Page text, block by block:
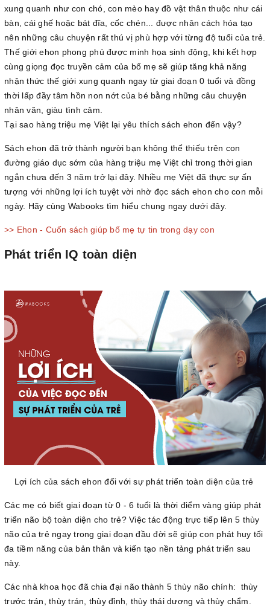
xung quanh như con chó, con mèo hay đồ vật thân thuộc như cái
bàn, cái ghế hoặc bát đĩa, cốc chén... được nhân cách hóa tạo
nên những câu chuyện rất thú vị phù hợp với từng độ tuổi của trẻ.
Thế giới ehon phong phú được minh họa sinh động, khi kết hợp
cùng giọng đọc truyền cảm của bố mẹ sẽ giúp tăng khả năng
nhận thức thế giới xung quanh ngay từ giai đoạn 0 tuổi và đồng
thời lấp đầy tâm hồn non nớt của bé bằng những câu chuyện
nhân văn, giàu tình cảm.
Tại sao hàng triệu mẹ Việt lại yêu thích sách ehon đến vậy?
Sách ehon đã trở thành người bạn không thể thiếu trên con
đường giáo dục sớm của hàng triệu mẹ Việt chỉ trong thời gian
ngắn chưa đến 3 năm trở lại đây. Nhiều mẹ Việt đã thực sự ấn
tượng với những lợi ích tuyệt vời nhờ đọc sách ehon cho con mỗi
ngày. Hãy cùng Wabooks tìm hiểu chung ngay dưới đây.
>> Ehon - Cuốn sách giúp bố mẹ tự tin trong dạy con
Phát triển IQ toàn diện
Lợi ích của sách ehon đối với sự phát triển toàn diện của trẻ
Các mẹ có biết giai đoạn từ 0 - 6 tuổi là thời điểm vàng giúp phát
triển não bộ toàn diện cho trẻ? Việc tác động trực tiếp lên 5 thùy
não của trẻ ngay trong giai đoạn đầu đời sẽ giúp con phát huy tối
đa tiềm năng của bản thân và kiến tạo nền tảng phát triển sau
này.
Các nhà khoa học đã chia đại não thành 5 thùy não chính: thùy
trước trán, thùy trán, thùy đỉnh, thùy thái dương và thùy chẩm.